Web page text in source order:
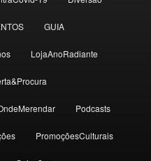
GUIA
LojaAnoRadiante
Podcasts
PromoçõesCulturais